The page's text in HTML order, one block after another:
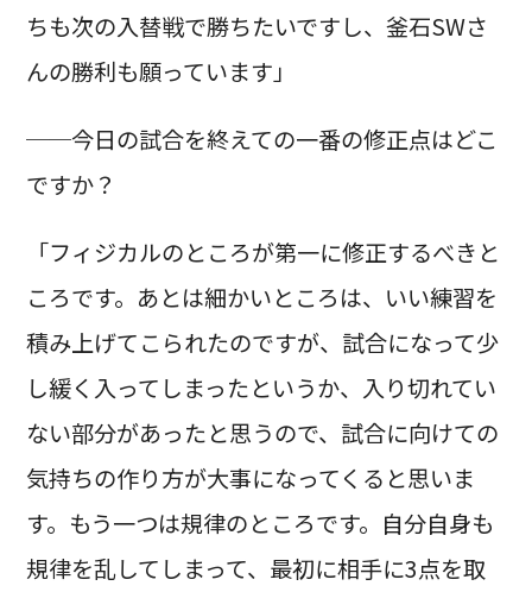
ちも次の入替戦で勝ちたいですし、釜石SWさ
んの勝利も願っています」
──今日の試合を終えての一番の修正点はどこ
ですか？
「フィジカルのところが第一に修正するべきと
ころです。あとは細かいところは、いい練習を
積み上げてこられたのですが、試合になって少
し緩く入ってしまったというか、入り切れてい
ない部分があったと思うので、試合に向けての
気持ちの作り方が大事になってくると思いま
す。もう一つは規律のところです。自分自身も
規律を乱してしまって、最初に相手に3点を取